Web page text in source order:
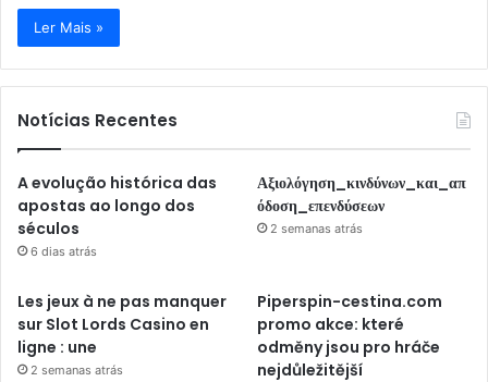
Ler Mais »
Notícias Recentes
A evolução histórica das
apostas ao longo dos
séculos
6 dias atrás
Αξιολόγηση_κινδύνων_και_απ
όδοση_επενδύσεων
2 semanas atrás
Les jeux à ne pas manquer
sur Slot Lords Casino en
ligne : une
2 semanas atrás
Piperspin-cestina.com
promo akce: které
odměny jsou pro hráče
nejdůležitější